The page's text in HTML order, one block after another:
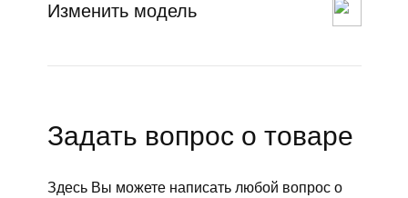
Изменить модель
Задать вопрос о товаре
Здесь Вы можете написать любой вопрос о